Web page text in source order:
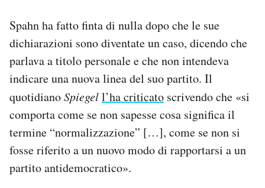
Spahn ha fatto finta di nulla dopo che le sue
dichiarazioni sono diventate un caso, dicendo che
parlava a titolo personale e che non intendeva
indicare una nuova linea del suo partito. Il
quotidianoSpiegell’ha criticato scrivendo che «si
comporta come se non sapesse cosa significa il
termine “normalizzazione” […], come se non si
fosse riferito a un nuovo modo di rapportarsi a un
partito antidemocratico».